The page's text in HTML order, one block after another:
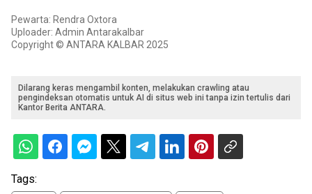
Pewarta: Rendra Oxtora
Uploader: Admin Antarakalbar
Copyright © ANTARA KALBAR 2025
Dilarang keras mengambil konten, melakukan crawling atau
pengindeksan otomatis untuk AI di situs web ini tanpa izin tertulis dari
Kantor Berita ANTARA.
Tags: